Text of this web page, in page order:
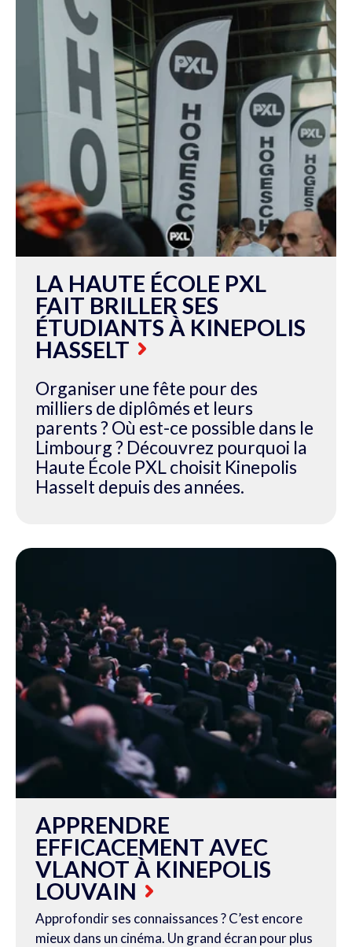
LA HAUTE ÉCOLE PXL
FAIT BRILLER SES
ÉTUDIANTS À KINEPOLIS
HASSELT
Organiser une fête pour des
milliers de diplômés et leurs
parents ? Où est-ce possible dans le
Limbourg ? Découvrez pourquoi la
Haute École PXL choisit Kinepolis
Hasselt depuis des années.
APPRENDRE
EFFICACEMENT AVEC
VLANOT À KINEPOLIS
LOUVAIN
Approfondir ses connaissances ? C’est encore
mieux dans un cinéma. Un grand écran pour plus